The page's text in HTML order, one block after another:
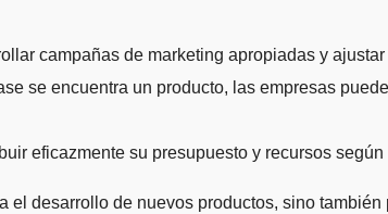
campañas de marketing apropiadas y
se encuentra un producto, las empresas
eficazmente su presupuesto y recursos
desarrollo de nuevos productos, sino